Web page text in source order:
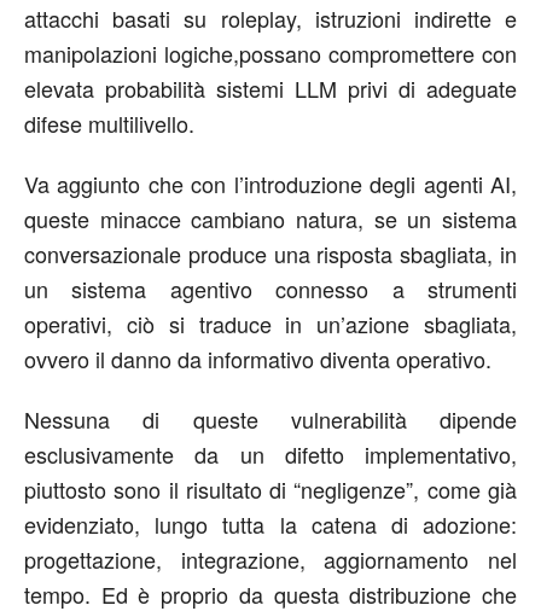
attacchi basati su roleplay, istruzioni indirette e
manipolazioni logiche,possano compromettere con
elevata probabilità sistemi LLM privi di adeguate
difese multilivello.
Va aggiunto che con l’introduzione degli agenti AI,
queste minacce cambiano natura, seun sistema
conversazionale produce una risposta sbagliata, in
un sistema agentivo connesso a strumenti
operativi, ciò si traduce in un’azione sbagliata,
ovvero il danno da informativo diventa operativo.
Nessuna di queste vulnerabilità dipende
esclusivamente da un difetto implementativo,
piuttosto sono il risultato di“negligenze”, come già
evidenziato, lungo tutta la catena di adozione:
progettazione, integrazione, aggiornamento nel
tempo. Ed è proprio da questa distribuzione che